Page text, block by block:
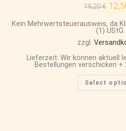
19,20€
Kein Mehrwertsteuerausweis, da
(1) UStG.
zzgl.
Lieferzeit: Wir können aktuell
Bestellungen verschicken
Select